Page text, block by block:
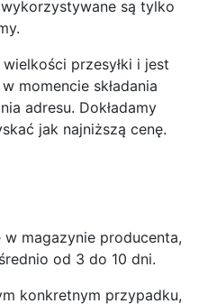
są tylko
przesyłki i jest
momencie składania
adresu. Dokładamy
jak najniższą cenę.
magazynie producenta,
od 3 do 10 dni.
konkretnym przypadku,